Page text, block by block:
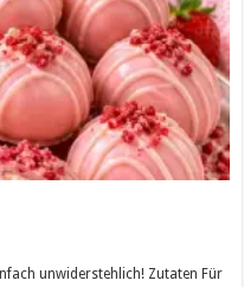
unwiderstehlich! Zutaten Für